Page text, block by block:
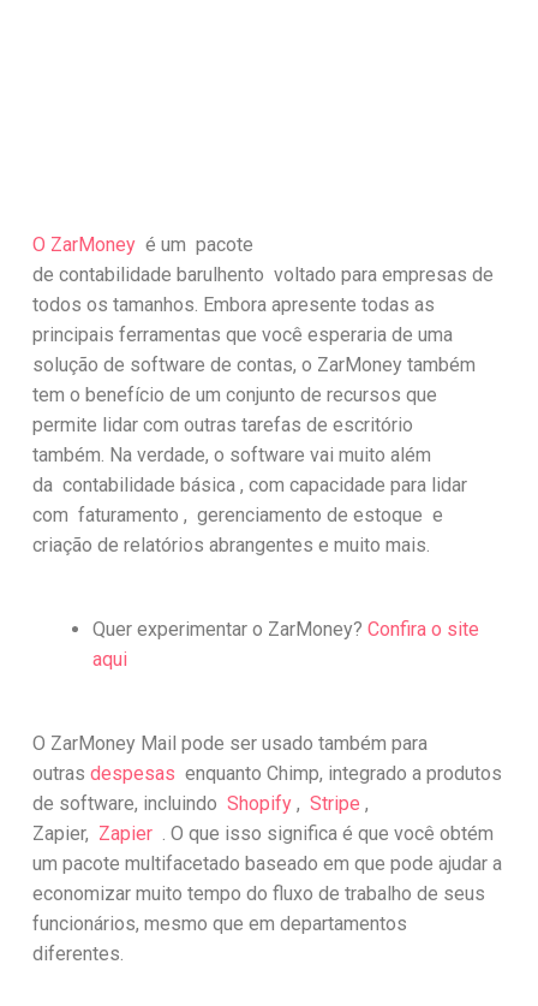
O ZarMoney é um pacote
de contabilidade barulhento voltado para empresas de
todos os tamanhos. Embora apresente todas as
principais ferramentas que você esperaria de uma
solução de software de contas, o ZarMoney também
tem o benefício de um conjunto de recursos que
permite lidar com outras tarefas de escritório
também. Na verdade, o software vai muito além
da contabilidade básica , com capacidade para lidar
com faturamento , gerenciamento de estoque e
criação de relatórios abrangentes e muito mais.
Quer experimentar o ZarMoney?Confira o site
aqui
O ZarMoney Mail pode ser usado também para
outrasdespesas enquanto Chimp, integrado a produtos
de software, incluindoShopify ,Stripe ,
Zapier, Zapier . O que isso significa é que você obtém
um pacote multifacetado baseado em que pode ajudar a
economizar muito tempo do fluxo de trabalho de seus
funcionários, mesmo que em departamentos
diferentes.